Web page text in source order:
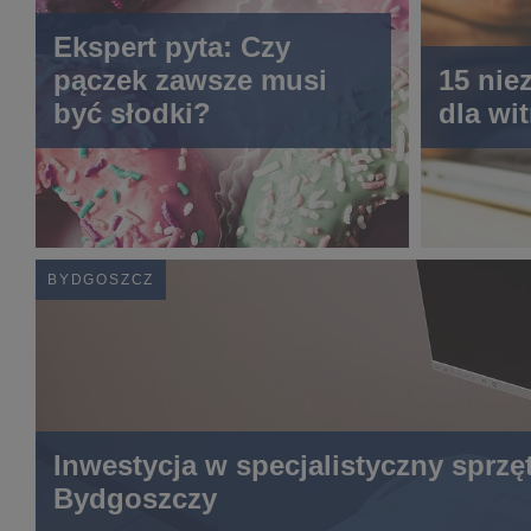
Ekspert pyta: Czy
pączek zawsze musi
być słodki?
15
dla
BYDGOSZCZ
Inwestycja w specjalistyczny
Bydgoszczy